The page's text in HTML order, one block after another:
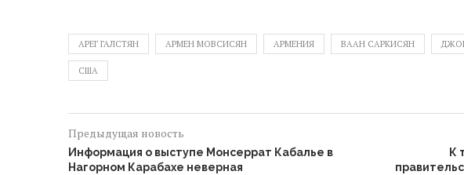
АРЕГ ГАЛСТЯН АРМЕН МОВСИСЯН АРМЕНИЯ ВААН САРКИСЯН
США
Предыдущая новость
Информация о выступе Монсеррат Кабалье в
Нагорном Карабахе неверная
К